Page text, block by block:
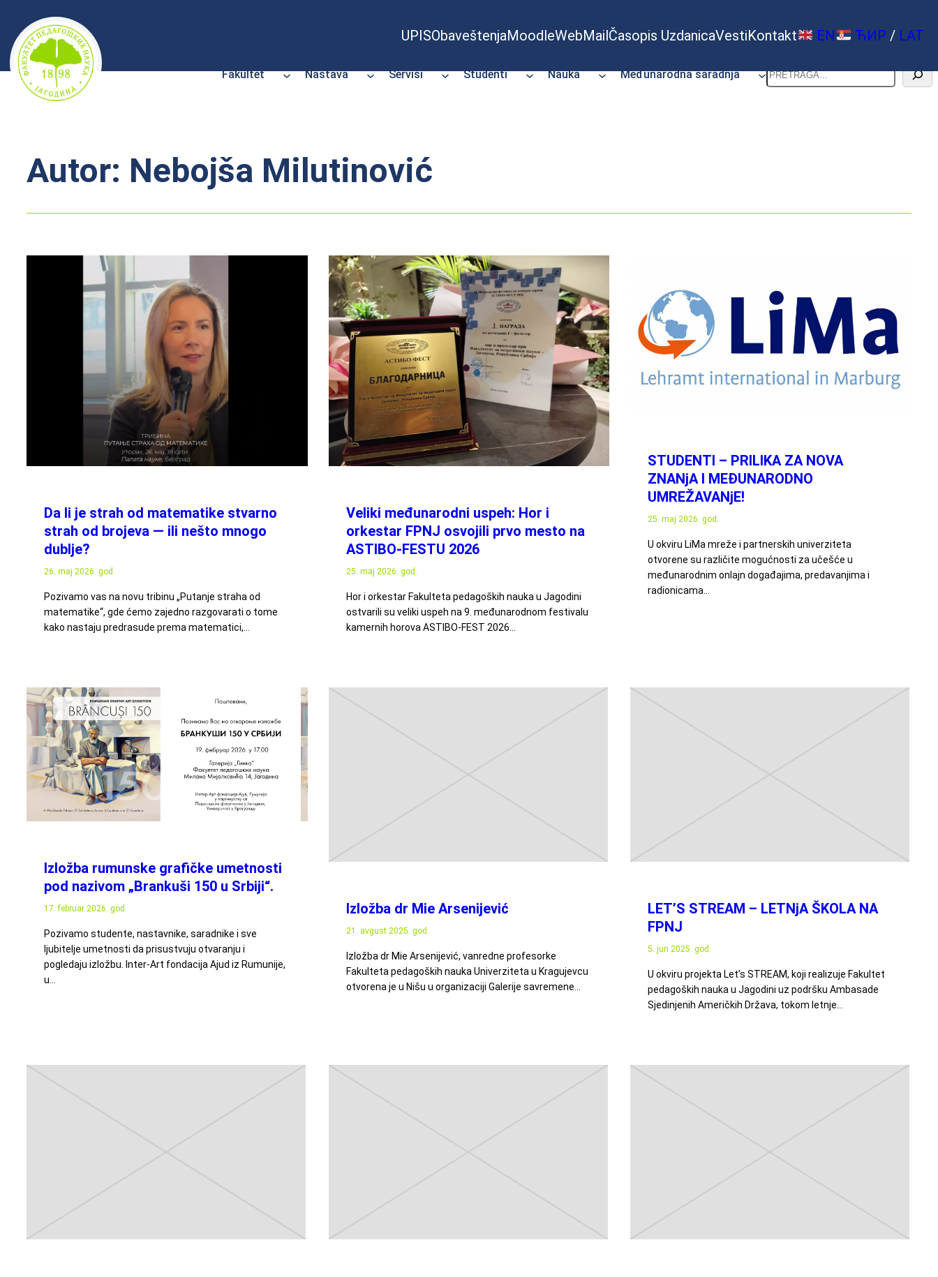
Skoči
na
sadržaj
UPISObaveštenjaMoodleWebMailČasopis UzdanicaVestiKontakt EN ЋИР / LAT
Fakultet Nastava Servisi Studenti Nauka Međunarodna saradnja Pretraga
Autor: Nebojša Milutinović
Da li je strah od matematike stvarno
strah od brojeva — ili nešto mnogo
dublje?
26. maj 2026. god.
Pozivamo vas na novu tribinu „Putanje straha od
matematike“, gde ćemo zajedno razgovarati o tome
kako nastaju predrasude prema matematici,…
Veliki međunarodni uspeh: Hor i
orkestar FPNJ osvojili prvo mesto na
ASTIBO-FESTU 2026
25. maj 2026. god.
Hor i orkestar Fakulteta pedagoških nauka u Jagodini
ostvarili su veliki uspeh na 9. međunarodnom festivalu
kamernih horova ASTIBO-FEST 2026…
STUDENTI – PRILIKA ZA NOVA
ZNANjA I MEĐUNARODNO
UMREŽAVANjE!
25. maj 2026. god.
U okviru LiMa mreže i partnerskih univerziteta
otvorene su različite mogućnosti za učešće u
međunarodnim onlajn događajima, predavanjima i
radionicama…
Izložba rumunske grafičke umetnosti
pod nazivom „Brankuši 150 u Srbiji“.
17. februar 2026. god.
Pozivamo studente, nastavnike, saradnike i sve
ljubitelje umetnosti da prisustvuju otvaranju i
pogledaju izložbu. Inter-Art fondacija Ajud iz Rumunije,
u…
Izložba dr Mie Arsenijević
21. avgust 2025. god.
Izložba dr Mie Arsenijević, vanredne profesorke
Fakulteta pedagoških nauka Univerziteta u Kragujevcu
otvorena je u Nišu u organizaciji Galerije savremene…
LET’S STREAM – LETNjA ŠKOLA NA
FPNJ
5. jun 2025. god.
U okviru projekta Let’s STREAM, koji realizuje Fakultet
pedagoških nauka u Jagodini uz podršku Ambasade
Sjedinjenih Američkih Država, tokom letnje…